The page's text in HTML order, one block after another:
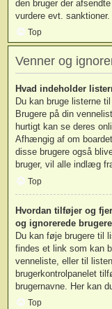
den bruger der
vurdere evt. sanktioner.
Top
Venner og
Hvad indeholder
Du kan bruge listerne
Brugere på din
hurtigt kan se deres
Afhængig af om
disse brugere også
bruger, vil alle indlæg
Top
Hvordan tilføjer og
og ignorerede
Du kan føje brugere til
findes et link som kan
venneliste, eller til
brugerkontrolpanelet
brugernavne. Her kan
Top